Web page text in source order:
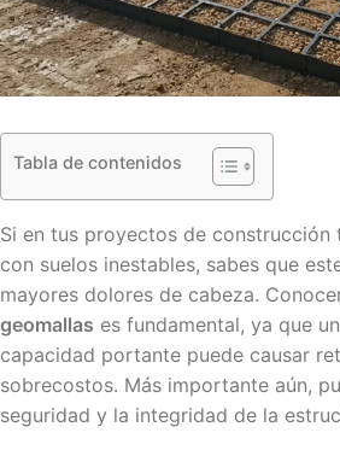
Tabla de contenidos
Si en tus proyectos de construcción
con suelos inestables, sabes que
mayores dolores de cabeza.
geomallas es fundamental, ya que
capacidad portante puede causar
sobrecostos. Más importante aún,
seguridad y la integridad de la